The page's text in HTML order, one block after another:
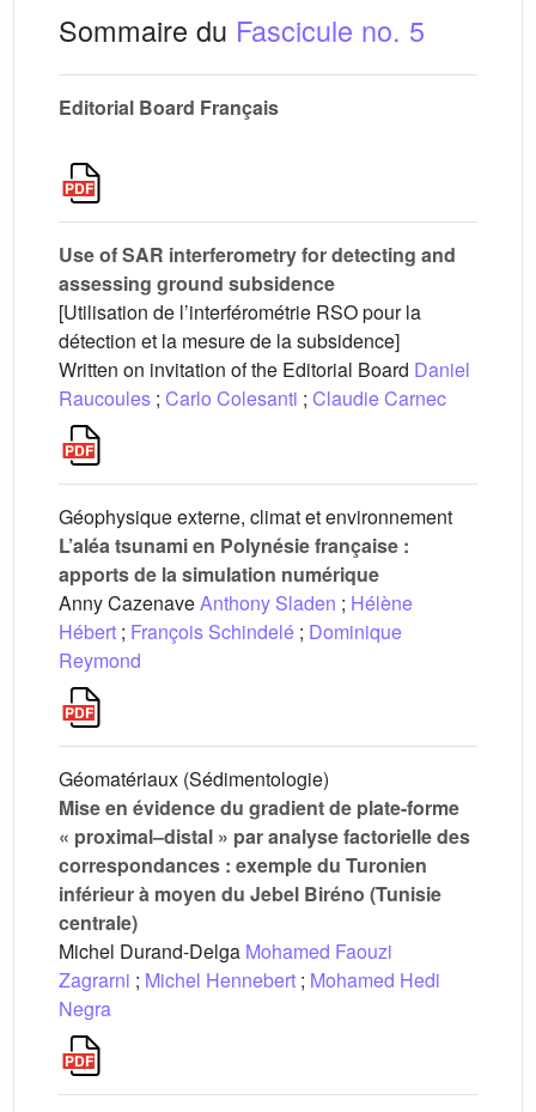
Sommaire du Fascicule no. 5
Editorial Board Français
Use of SAR interferometry for detecting and
assessing ground subsidence
[Utilisation de l’interférométrie RSO pour la
détection et la mesure de la subsidence]
Written on invitation of the Editorial Board Daniel
Raucoules ; Carlo Colesanti ; Claudie Carnec
Géophysique externe, climat et environnement
L’aléa tsunami en Polynésie française :
apports de la simulation numérique
Anny CazenaveAnthony Sladen ; Hélène
Hébert ; François Schindelé ; Dominique
Reymond
Géomatériaux (Sédimentologie)
Mise en évidence du gradient de plate-forme
« proximal–distal » par analyse factorielle des
correspondances : exemple du Turonien
inférieur à moyen du Jebel Biréno (Tunisie
centrale)
Michel Durand-Delga Mohamed Faouzi
Zagrarni ; Michel Hennebert ; Mohamed Hedi
Negra